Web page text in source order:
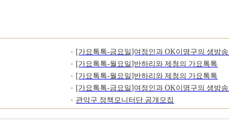
[가요톡톡-금요일]여정인과 OK이명구의 생방
[가요톡톡-월요일]반하리와 제청의 가요톡톡
[가요톡톡-월요일]반하리와 제청의 가요톡톡
[가요톡톡-금요일]여정인과 OK이명구의 생방
관악구 정책모니터단 공개모집